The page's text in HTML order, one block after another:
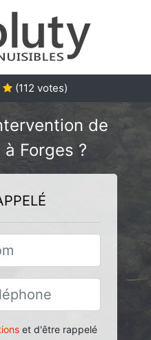
(112 votes)
de
Forges ?
et d'être rappelé